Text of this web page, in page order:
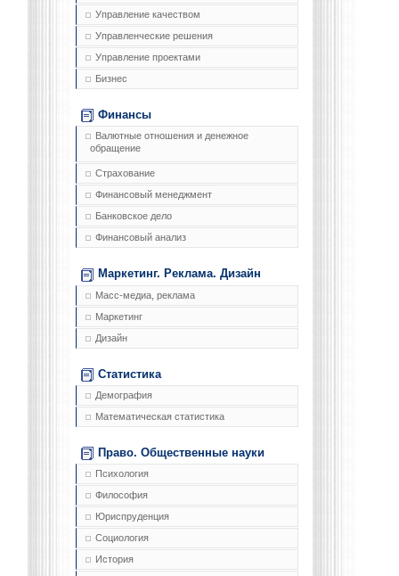
Управление качеством
Управленческие решения
Управление проектами
Бизнес
Финансы
Валютные отношения и денежное
обращение
Страхование
Финансовый менеджмент
Банковское дело
Финансовый анализ
Маркетинг. Реклама. Дизайн
Масс-медиа, реклама
Маркетинг
Дизайн
Статистика
Демография
Математическая статистика
Право. Общественные науки
Психология
Философия
Юриспруденция
Социология
История